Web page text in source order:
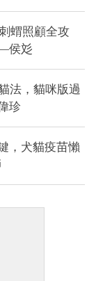
蝟照顧全攻
侯彣
法，貓咪版過
珍
，犬貓疫苗懶